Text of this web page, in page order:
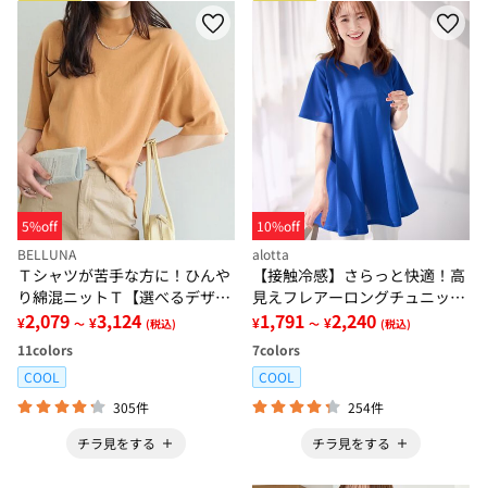
5%off
BELLUNA
Ｔシャツが苦手な方に！ひんや
り綿混ニットＴ【選べるデザイ
ン】
¥2,079 ～ ¥3,124 (税込)
11colors
COOL
305件
チラ見をする
10%off
alotta
【接触冷感】さらっと快適！高
見えフレアーロングチュニック
Ｔシャツ
¥1,791 ～ ¥2,240 (税込)
7colors
COOL
254件
チラ見をする